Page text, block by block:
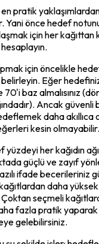
en pratik
Yani önce hedef
için her kağıttan
için öncelikle
Eğer
baz almalısınız
Ancak güvenli
daha akıllıca
kesin olmayabilir.
yüzdeyi her kağıdın
güçlü ve zayıf
ifade becerileriniz
daha
seçmeli
fazla pratik yaparak
gelebilirsiniz.